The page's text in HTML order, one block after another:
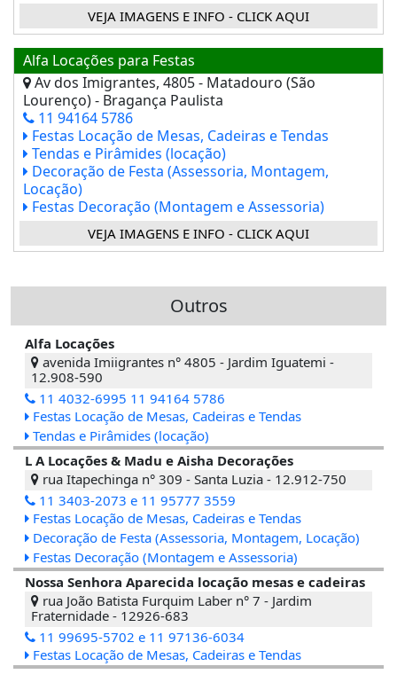
VEJA IMAGENS E INFO - CLICK AQUI
Alfa Locações para Festas
Av dos Imigrantes, 4805 - Matadouro (São
Lourenço) - Bragança Paulista
11 94164 5786
Festas Locação de Mesas, Cadeiras e Tendas
Tendas e Pirâmides (locação)
Decoração de Festa (Assessoria, Montagem,
Locação)
Festas Decoração (Montagem e Assessoria)
VEJA IMAGENS E INFO - CLICK AQUI
Outros
Alfa Locações
avenida Imiigrantes n° 4805 - Jardim Iguatemi -
12.908-590
11 4032-6995 11 94164 5786
Festas Locação de Mesas, Cadeiras e Tendas
Tendas e Pirâmides (locação)
L A Locações & Madu e Aisha Decorações
rua Itapechinga n° 309 - Santa Luzia - 12.912-750
11 3403-2073 e 11 95777 3559
Festas Locação de Mesas, Cadeiras e Tendas
Decoração de Festa (Assessoria, Montagem, Locação)
Festas Decoração (Montagem e Assessoria)
Nossa Senhora Aparecida locação mesas e cadeiras
rua João Batista Furquim Laber n° 7 - Jardim
Fraternidade - 12926-683
11 99695-5702 e 11 97136-6034
Festas Locação de Mesas, Cadeiras e Tendas